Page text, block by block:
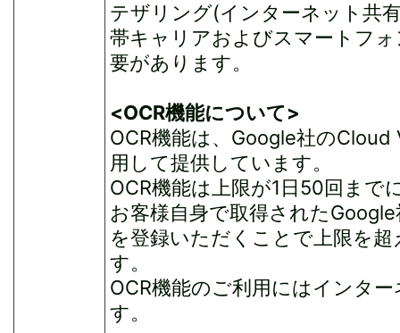
テザリング(インターネット共
帯キャリアおよびスマートフ
要があります。
<OCR機能について>
OCR機能は、Google社の
用して提供しています。
OCR機能は上限が1日50回まで
お客様自身で取得された
を登録いただくことで上限を
す。
OCR機能のご利用にはインタ
す。